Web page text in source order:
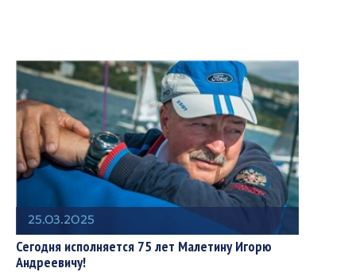
25.03.2025
Сегодня исполняется 75 лет Малетину Игорю
Андреевичу!